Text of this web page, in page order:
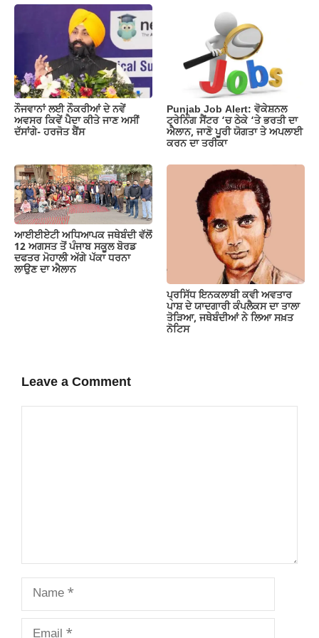
ਨੌਜਵਾਨਾਂ ਲਈ ਨੌਕਰੀਆਂ ਦੇ ਨਵੇਂ
ਅਵਸਰ ਕਿਵੇਂ ਪੈਦਾ ਕੀਤੇ ਜਾਣ ਅਸੀਂ
ਦੱਸਾਂਗੇ- ਹਰਜੋਤ ਬੈਂਸ
Punjab Job Alert: ਵੋਕੇਸ਼ਨਲ
ਟ੍ਰੇਨਿੰਗ ਸੈਂਟਰ ‘ਚ ਠੇਕੇ ‘ਤੇ ਭਰਤੀ ਦਾ
ਐਲਾਨ, ਜਾਣੋ ਪੂਰੀ ਯੋਗਤਾ ਤੇ ਅਪਲਾਈ
ਕਰਨ ਦਾ ਤਰੀਕਾ
ਆਈਈਏਟੀ ਅਧਿਆਪਕ ਜਥੇਬੰਦੀ ਵੱਲੋਂ
12 ਅਗਸਤ ਤੋਂ ਪੰਜਾਬ ਸਕੂਲ ਬੋਰਡ
ਦਫਤਰ ਮੋਹਾਲੀ ਅੱਗੇ ਪੱਕਾ ਧਰਨਾ
ਲਾਉਣ ਦਾ ਐਲਾਨ
ਪ੍ਰਸਿੱਧ ਇਨਕਲਾਬੀ ਕਵੀ ਅਵਤਾਰ
ਪਾਸ਼ ਦੇ ਯਾਦਗਾਰੀ ਕੰਪਲੈਕਸ ਦਾ ਤਾਲਾ
ਤੋੜਿਆ, ਜਥੇਬੰਦੀਆਂ ਨੇ ਲਿਆ ਸਖ਼ਤ
ਨੋਟਿਸ
Leave a Comment
Name
Email